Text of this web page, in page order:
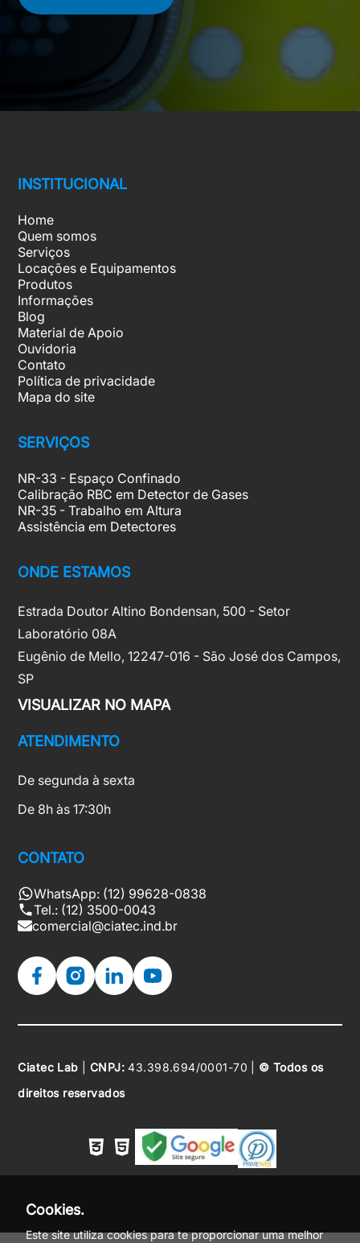
INSTITUCIONAL
Home
Quem somos
Serviços
Locações e Equipamentos
Produtos
Informações
Blog
Material de Apoio
Ouvidoria
Contato
Política de privacidade
Mapa do site
SERVIÇOS
NR-33 - Espaço Confinado
Calibração RBC em Detector de Gases
NR-35 - Trabalho em Altura
Assistência em Detectores
ONDE ESTAMOS
Estrada Doutor Altino Bondensan, 500 - Setor
Laboratório 08A
Eugênio de Mello, 12247-016 - São José dos Campos,
SP
VISUALIZAR NO MAPA
ATENDIMENTO
De segunda à sexta
De 8h às 17:30h
CONTATO
WhatsApp: (12) 99628-0838
Tel.: (12) 3500-0043
comercial@ciatec.ind.br
Ciatec Lab CNPJ:43.398.694/0001-70 | © Todos os
direitos reservados
Cookies.
Este site utiliza cookies para te proporcionar uma melhor